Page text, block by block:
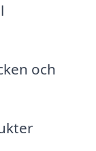
och